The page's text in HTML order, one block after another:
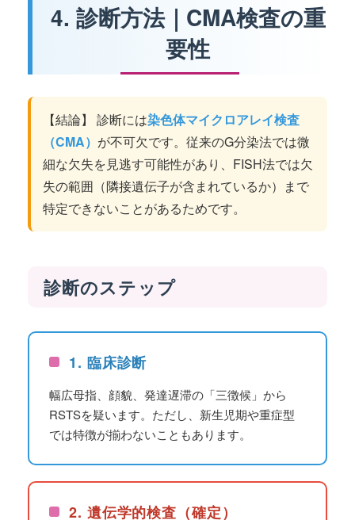
4. 診断方法｜CMA検査の重
要性
【結論】 診断には染色体マイクロアレイ検査
（CMA） が不可欠です。従来のG分染法では微
細な欠失を見逃す可能性があり、FISH法では欠
失の範囲（隣接遺伝子が含まれているか）まで
特定できないことがあるためです。
診断のステップ
1. 臨床診断
幅広母指、顔貌、発達遅滞の「三徴候」から
RSTSを疑います。ただし、新生児期や重症型
では特徴が揃わないこともあります。
2. 遺伝学的検査（確定）